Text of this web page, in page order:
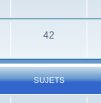
42
SUJETS